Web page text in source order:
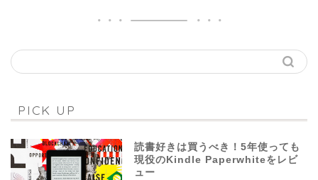
PICK UP
読書好きは買うべき！5年使っても
現役のKindle Paperwhiteをレビ
ュー